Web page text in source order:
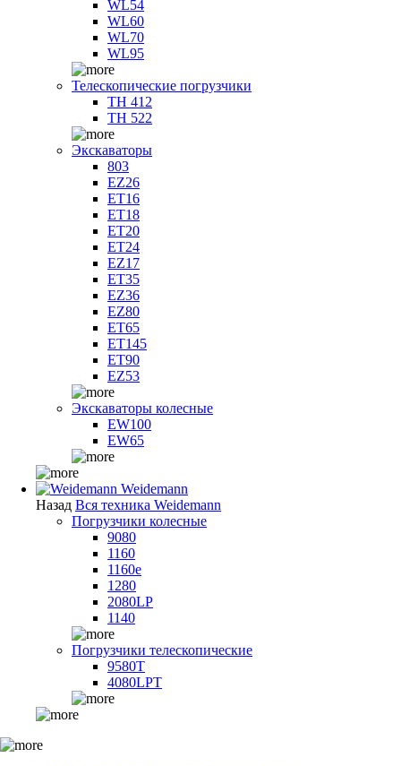
WL54
WL60
WL70
WL95
Телескопические погрузчики
TH 412
TH 522
Экскаваторы
803
EZ26
ET16
ET18
ET20
ET24
EZ17
ET35
EZ36
EZ80
ET65
ET145
ET90
EZ53
Экскаваторы колесные
EW100
EW65
Weidemann
Назад Вся техника Weidemann
Погрузчики колесные
9080
1160
1160e
1280
2080LP
1140
Погрузчики телескопические
9580T
4080LPT